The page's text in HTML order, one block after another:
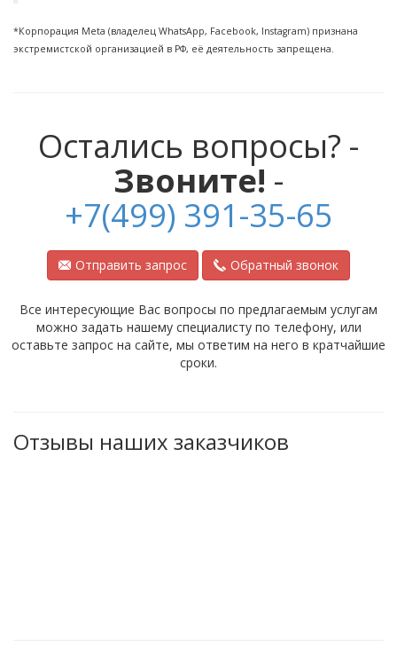
*Корпорация Meta (владелец WhatsApp, Facebook, Instagram) признана
экстремистской организацией в РФ, её деятельность запрещена.
Остались вопросы? -
Звоните! -
+7(499) 391-35-65
Отправить запрос Обратный звонок
Все интересующие Вас вопросы по предлагаемым услугам
можно задать нашему специалисту по телефону, или
оставьте запрос на сайте, мы ответим на него в кратчайшие
сроки.
Отзывы наших заказчиков